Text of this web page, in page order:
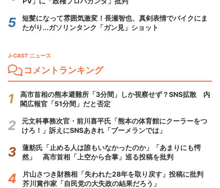
短髪になって雰囲気激変！長瀬智也、真剣表情でバイクにま
たがり...ガソリンタンク「ガン見」ショット
J-CAST ニュース
コメントランキング
高市首相の熊本避難所「3分間」しか視察せず？SNS拡散 内
閣広報官「51分間」だと否定
元文科事務次官・前川喜平氏「熊本の体育館にクーラーをつ
けろ！」訴えにSNSあきれ「ブーメランでは」
蓮舫氏「止める人は誰もいなかったのか」「あまりにも愕
然」 高市首相「上空から合掌」巡る投稿を批判
片山さつき財務相「失われた28年を取り戻す」投稿に批判
芥川賞作家「自民党の大失政の結果だろう」